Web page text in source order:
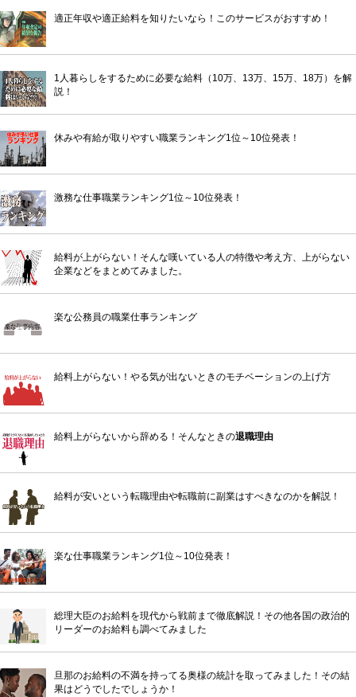
適正年収や適正給料を知りたいなら！このサービスがおすすめ！
1人暮らしをするために必要な給料（10万、13万、15万、18万）を解
説！
休みや有給が取りやすい職業ランキング1位～10位発表！
激務な仕事職業ランキング1位～10位発表！
給料が上がらない！そんな嘆いている人の特徴や考え方、上がらない
企業などをまとめてみました。
楽な公務員の職業仕事ランキング
給料上がらない！やる気が出ないときのモチベーションの上げ方
給料上がらないから辞める！そんなときの退職理由
給料が安いという転職理由や転職前に副業はすべきなのかを解説！
楽な仕事職業ランキング1位～10位発表！
総理大臣のお給料を現代から戦前まで徹底解説！その他各国の政治的
リーダーのお給料も調べてみました
旦那のお給料の不満を持ってる奥様の統計を取ってみました！その結
果はどうでしたでしょうか！